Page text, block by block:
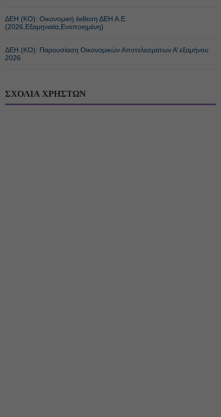
ΔΕΗ (ΚΟ): Οικονομική έκθεση ΔΕΗ Α.Ε.
(2026,Εξαμηνιαία,Ενοποιημένη)
ΔΕΗ (ΚΟ): Παρουσίαση Οικονομικών Αποτελεσμάτων Α’ εξαμήνου
2026
ΣΧΟΛΙΑ ΧΡΗΣΤΩΝ